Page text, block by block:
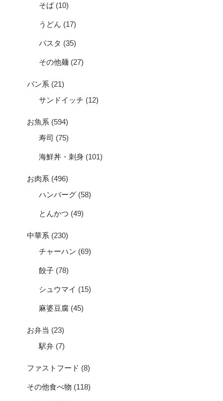
そば(10)
うどん (17)
パスタ (35)
その他麺 (27)
パン系 (21)
サンドイッチ (12)
お魚系 (594)
寿司 (75)
海鮮丼・刺身 (101)
お肉系 (496)
ハンバーグ (58)
とんかつ (49)
中華系 (230)
チャーハン (69)
餃子 (78)
シュウマイ (15)
麻婆豆腐 (45)
お弁当 (23)
駅弁 (7)
ファストフード (8)
その他食べ物 (118)